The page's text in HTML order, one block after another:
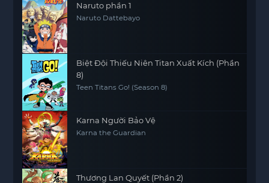
Naruto phần 1
Naruto Dattebayo
Biệt Đội Thiếu Niên Titan Xuất Kích (Phần
8)
Teen Titans Go! (Season 8)
Karna Người Bảo Vệ
Karna the Guardian
Thương Lan Quyết (Phần 2)